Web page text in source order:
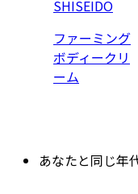
SHISEIDO
ファーミング
ボディークリ
ーム
あなたと同じ年